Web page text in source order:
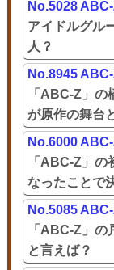
No.5028
アイドルグル
人？
No.8945
「ABC-Z」
が原作の舞台
No.6000
「ABC-Z」
なったことで
No.5085
「ABC-Z」
と言えば？